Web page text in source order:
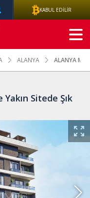
ALANYA ALANYA
Sitede Şık
KABUL EDİLİR